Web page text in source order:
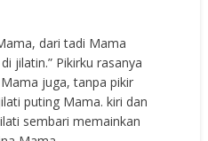
dari tadi Mama
jilatin.” Pikirku rasanya
juga, tanpa pikir
puting Mama. kiri dan
sembari memainkan